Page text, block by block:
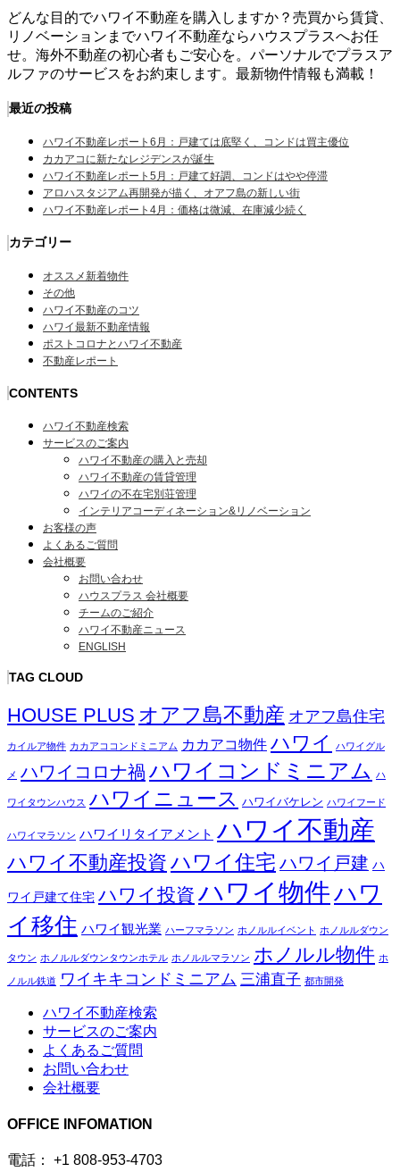
どんな目的でハワイ不動産を購入しますか？売買から賃貸、
リノベーションまでハワイ不動産ならハウスプラスへお任
せ。海外不動産の初心者もご安心を。パーソナルでプラスア
ルファのサービスをお約束します。最新物件情報も満載！
最近の投稿
ハワイ不動産レポート6月：戸建ては底堅く、コンドは買主優位
カカアコに新たなレジデンスが誕生
ハワイ不動産レポート5月：戸建て好調、コンドはやや停滞
アロハスタジアム再開発が描く、オアフ島の新しい街
ハワイ不動産レポート4月：価格は微減、在庫減少続く
カテゴリー
オススメ新着物件
その他
ハワイ不動産のコツ
ハワイ最新不動産情報
ポストコロナとハワイ不動産
不動産レポート
CONTENTS
ハワイ不動産検索
サービスのご案内
ハワイ不動産の購入と売却
ハワイ不動産の賃貸管理
ハワイの不在宅別荘管理
インテリアコーディネーション&リノベーション
お客様の声
よくあるご質問
会社概要
お問い合わせ
ハウスプラス 会社概要
チームのご紹介
ハワイ不動産ニュース
ENGLISH
TAG CLOUD
HOUSE PLUS オアフ島不動産 オアフ島住宅
カイルア物件 カカアココンドミニアム カカアコ物件 ハワイ ハワイグル
メ ハワイコロナ禍 ハワイコンドミニアム ハ
ワイタウンハウス ハワイニュース ハワイバケレン ハワイフード
ハワイマラソン ハワイリタイアメント ハワイ不動産
ハワイ不動産投資 ハワイ住宅 ハワイ戸建 ハ
ワイ戸建て住宅 ハワイ投資 ハワイ物件ハワ
イ移住 ハワイ観光業 ハーフマラソン ホノルルイベント ホノルルダウン
タウン ホノルルダウンタウンホテル ホノルルマラソン ホノルル物件 ホ
ノルル鉄道 ワイキキコンドミニアム 三浦直子 都市開発
ハワイ不動産検索
サービスのご案内
よくあるご質問
お問い合わせ
会社概要
OFFICE INFOMATION
電話： +1 808-953-4703